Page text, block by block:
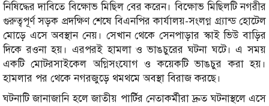
নিষিদ্ধের দাবিতে বিক্ষোভ মিছিল বের করেন। বিক্ষোভ মিছিলটি নগরীর
গুরুত্বপূর্ণ সড়ক প্রদক্ষিণ শেষে বিএনপির কার্যালয়-সংলগ্ন গ্র্যান্ড হোটেল
মোড়ে এসে অবস্থান নেয়। সেখান থেকে সেনপাড়ার স্কাই ভিউ বাড়ির
দিকে রওনা হয়। এরপরই হামলা ও ভাঙচুরের ঘটনা ঘটে। এ সময়
একটি মোটরসাইকেল অগ্নিসংযোগ ও কয়েকটি ভাঙচুর করা হয়।
হামলার পর থেকে নগরজুড়ে থমথমে অবস্থা বিরাজ করছে।
ঘটনাটি জানাজানি হলে জাতীয় পার্টির নেতাকর্মীরা দ্রুত ঘটনাস্থলে এসে